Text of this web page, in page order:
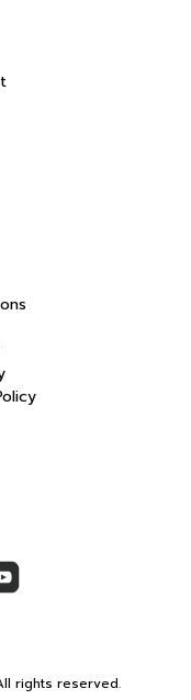
rights reserved.